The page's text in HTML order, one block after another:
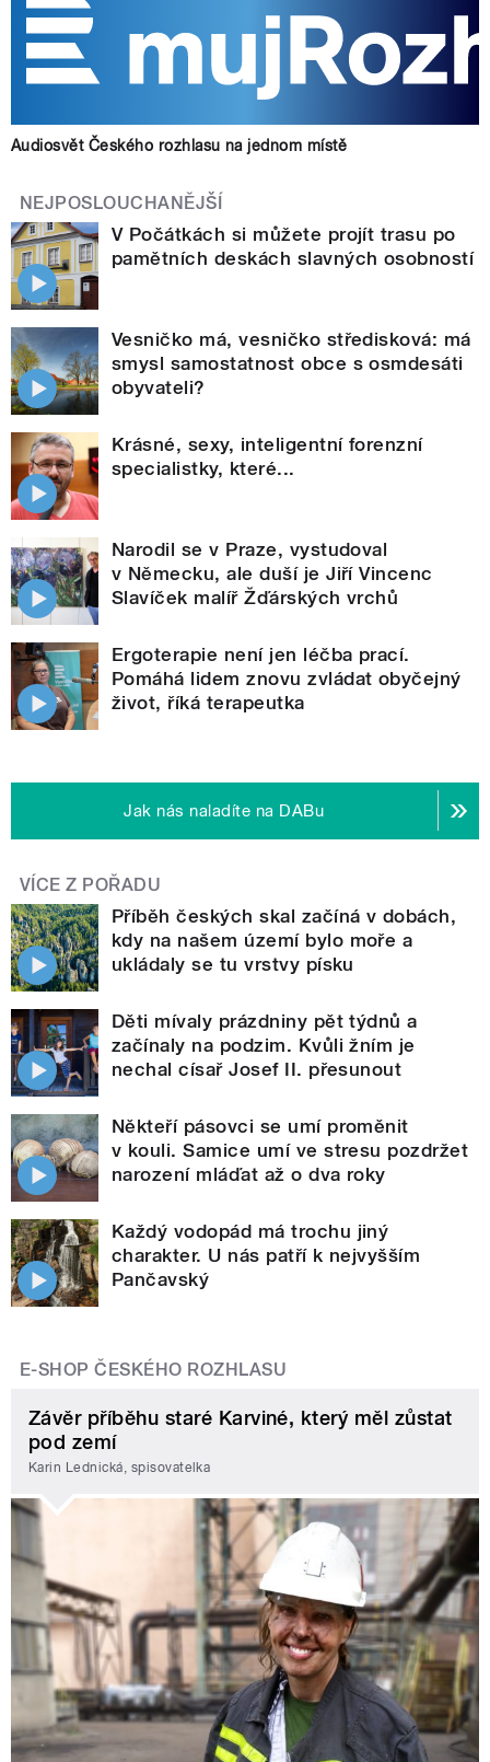
Audiosvět Českého rozhlasu na jednom místě
NEJPOSLOUCHANĚJŠÍ
V Počátkách si můžete projít trasu po
pamětních deskách slavných osobností
Vesničko má, vesničko středisková: má
smysl samostatnost obce s osmdesáti
obyvateli?
Krásné, sexy, inteligentní forenzní
specialistky, které...
Narodil se v Praze, vystudoval
v Německu, ale duší je Jiří Vincenc
Slavíček malíř Žďárských vrchů
Ergoterapie není jen léčba prací.
Pomáhá lidem znovu zvládat obyčejný
život, říká terapeutka
Jak nás naladíte na DABu
VÍCE Z POŘADU
Příběh českých skal začíná v dobách,
kdy na našem území bylo moře a
ukládaly se tu vrstvy písku
Děti mívaly prázdniny pět týdnů a
začínaly na podzim. Kvůli žním je
nechal císař Josef II. přesunout
Někteří pásovci se umí proměnit
v kouli. Samice umí ve stresu pozdržet
narození mláďat až o dva roky
Každý vodopád má trochu jiný
charakter. U nás patří k nejvyšším
Pančavský
E-SHOP ČESKÉHO ROZHLASU
Závěr příběhu staré Karviné, který měl zůstat
pod zemí
Karin Lednická, spisovatelka